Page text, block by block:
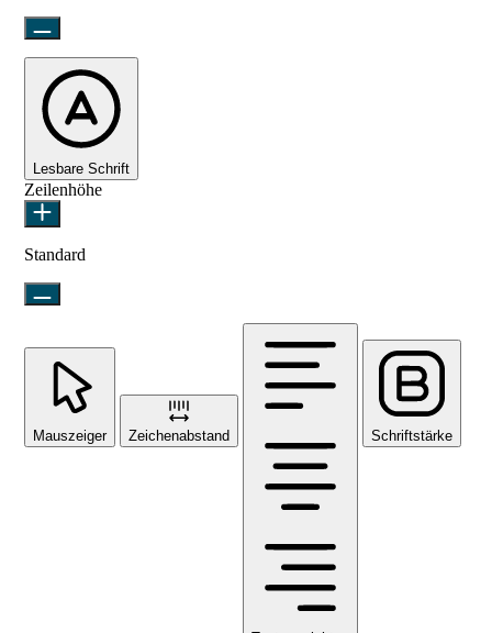
Lesbare Schrift
Zeilenhöhe
Standard
Mauszeiger Zeichenabstand Schriftstärke